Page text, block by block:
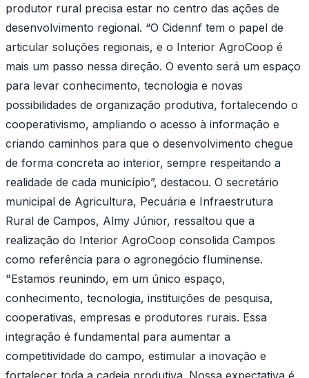
produtor rural precisa estar no centro das ações de
desenvolvimento regional. “O Cidennf tem o papel de
articular soluções regionais, e o Interior AgroCoop é
mais um passo nessa direção. O evento será um espaço
para levar conhecimento, tecnologia e novas
possibilidades de organização produtiva, fortalecendo o
cooperativismo, ampliando o acesso à informação e
criando caminhos para que o desenvolvimento chegue
de forma concreta ao interior, sempre respeitando a
realidade de cada município”, destacou. O secretário
municipal de Agricultura, Pecuária e Infraestrutura
Rural de Campos, Almy Júnior, ressaltou que a
realização do Interior AgroCoop consolida Campos
como referência para o agronegócio fluminense.
"Estamos reunindo, em um único espaço,
conhecimento, tecnologia, instituições de pesquisa,
cooperativas, empresas e produtores rurais. Essa
integração é fundamental para aumentar a
competitividade do campo, estimular a inovação e
fortalecer toda a cadeia produtiva. Nossa expectativa é